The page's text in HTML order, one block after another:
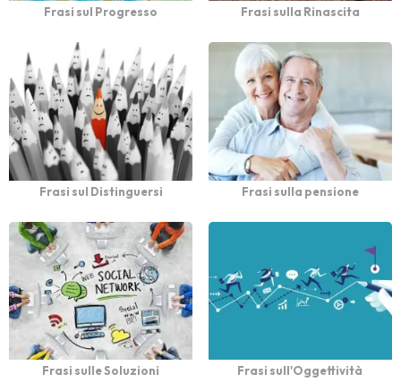
Frasi sul Progresso Frasi sulla Rinascita
Frasi sul Distinguersi Frasi sulla pensione
Frasi sulle Soluzioni Frasi sull'Oggettività